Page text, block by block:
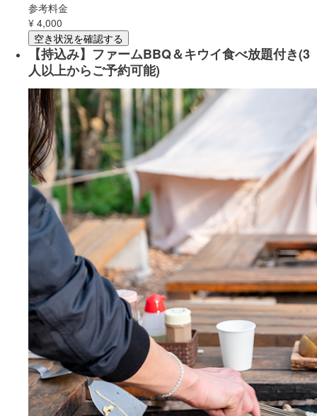
参考料金
¥ 4,000
空き状況を確認する
【持込み】ファームBBQ＆キウイ食べ放題付き(3
人以上からご予約可能)